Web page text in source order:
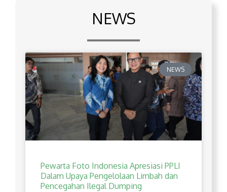
NEWS
NEWS
Pewarta Foto Indonesia Apresiasi PPLI
Dalam Upaya Pengelolaan Limbah dan
Pencegahan Ilegal Dumping